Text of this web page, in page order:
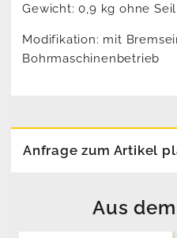
Gewicht: 0,9 kg ohne Seil
Modifikation: mit
Bohrmaschinenbetrieb
Anfrage zum Artikel
Aus